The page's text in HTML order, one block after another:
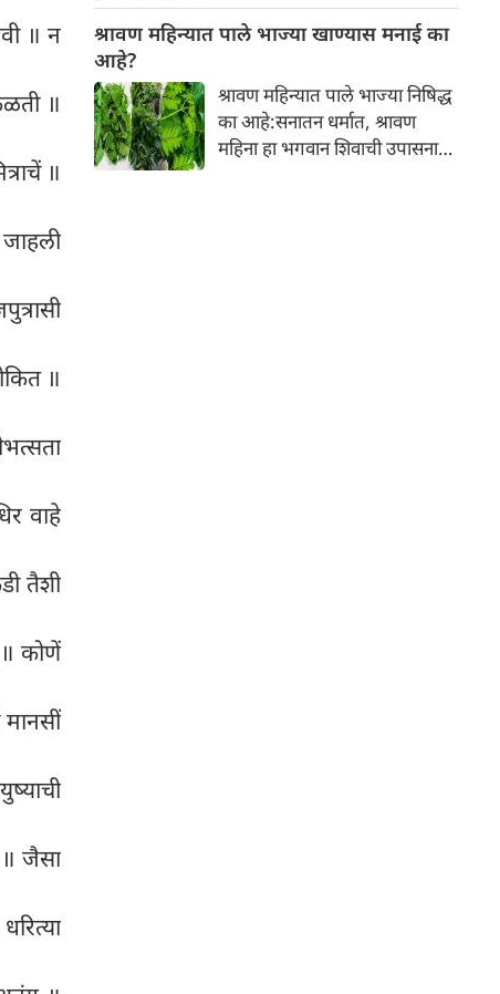
॥ न
॥
॥
॥
वाहे
तैशी
॥ कोणें
॥ जैसा
नकारात्मक परिणाम होऊ शकतो.
होते, ज्यामुळे निस्तेजपणा, मुरुमे
आणि ब्लॅकहेड्स यांसारख्या समस्या
निर्माण होतात.
श्रावण महिन्यात पाले भाज्या खाण्यास मनाई का
आहे?
श्रावण महिन्यात पाले भाज्या निषिद्ध
का आहे:सनातन धर्मात, श्रावण
महिना हा भगवान शिवाची उपासना